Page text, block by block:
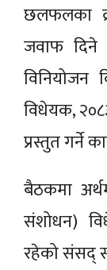
छलफलका
जवाफ दिने
विनियोजन
विधेयक,
प्रस्तुत गर्ने
बैठकमा
संशोधन)
रहेको संसद्